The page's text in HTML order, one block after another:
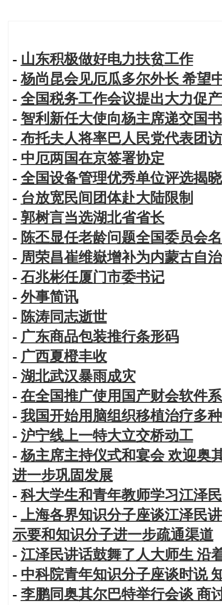
- 山东积极做好电力扶贫工作
-杨尚昆会见厄瓜多尔外长 希望
- 全国税务工作会议提出大力促
- 智利新任大使向杨主席递交国书
- 布托夫人将率巴人民党代表团
- 中厄两国在京签署协定
- 全国设备管理优秀单位评选揭晓
- 台放宽民间团体赴大陆限制
- 郭树言当选湖北省省长
- 陈丕显任老龄问题全国委员会
- 周荣昌崔维嶽增补为内蒙古自
- 石兆彬任厦门市委书记
- 外事简讯
- 陈涛同志逝世
- 广东商品包装推行条形码
- 广西夏橙丰收
- 湖北武汉暴雨成灾
- 在全国推广使用国产财会软件
- 我国开始用脑组织移植治疗多
- 沪宁线上一特大立交桥动工
-杨主席主持仪式和宴会 欢迎奥
进一步巩固发展
- 科大学生和青年教师学习江泽
- 上海各界知识分子座谈江泽民
示要和知识分子进一步疏通渠道
- 江泽民讲话鼓舞了人大师生 沿
- 中科院青年知识分子座谈时说
- 李鹏同奥其尔巴特举行会谈 商